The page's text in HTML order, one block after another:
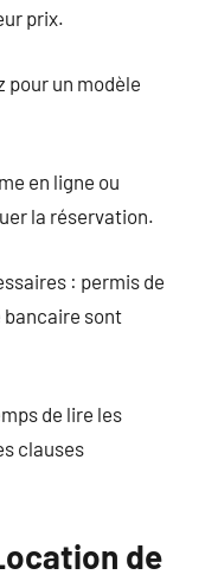
prix.
pour un modèle
en ligne ou
la réservation.
: permis de
bancaire sont
de lire les
clauses
de